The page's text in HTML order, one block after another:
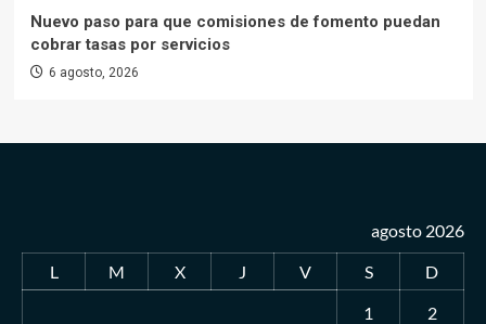
Nuevo paso para que comisiones de fomento puedan
cobrar tasas por servicios
6 agosto, 2026
agosto 2026
L
M X J V S
D
1
2